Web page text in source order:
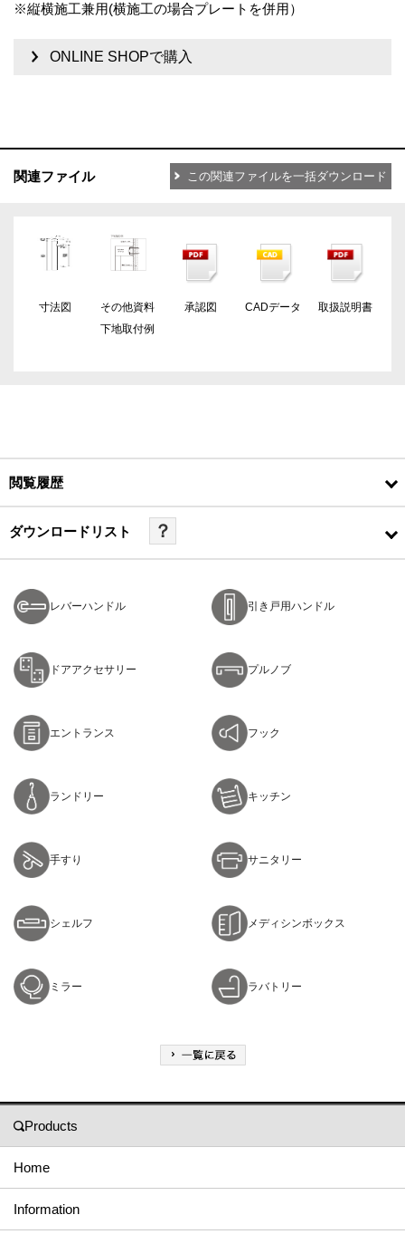
※縦横施工兼用(横施工の場合プレートを併用）
ONLINE SHOPで購入
関連ファイル この関連ファイルを一括ダウンロード
寸法図
その他資料
下地取付例
承認図 CADデータ 取扱説明書
閲覧履歴
ダウンロードリスト ？
レバーハンドル 引き戸用ハンドル
ドアアクセサリー プルノブ
エントランス フック
ランドリー キッチン
手すり サニタリー
シェルフ メディシンボックス
ミラー ラバトリー
Products
Home
Information